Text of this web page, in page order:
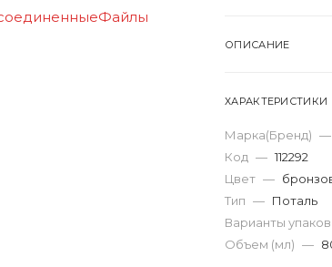
ОПИСАНИЕ
ХАРАКТЕРИСТИКИ
Марка(Бренд) —
Код — 112292
Цвет —
Тип — Поталь
Варианты
Объем (мл) —